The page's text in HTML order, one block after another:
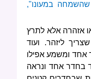
במעונו",
אזהרה אלא לתרץ
ליזהר. ועוד
אחד ומשמע אפילו
בחדר אחד ונראה